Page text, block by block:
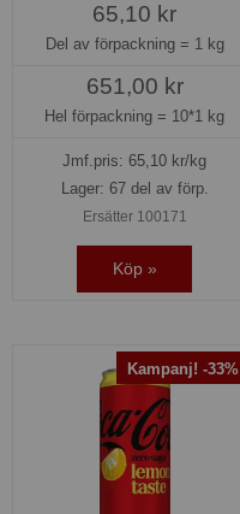
65,10 kr
Del av förpackning = 1 kg
651,00 kr
Hel förpackning = 10*1 kg
Jmf.pris: 65,10 kr/kg
Lager: 67 del av förp.
Ersätter 100171
Köp »
Kampanj! -33%